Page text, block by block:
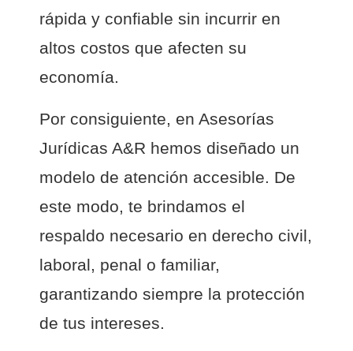
rápida y confiable sin incurrir en
altos costos que afecten su
economía.
Por consiguiente, en Asesorías
Jurídicas A&R hemos diseñado un
modelo de atención accesible. De
este modo, te brindamos el
respaldo necesario en derecho civil,
laboral, penal o familiar,
garantizando siempre la protección
de tus intereses.